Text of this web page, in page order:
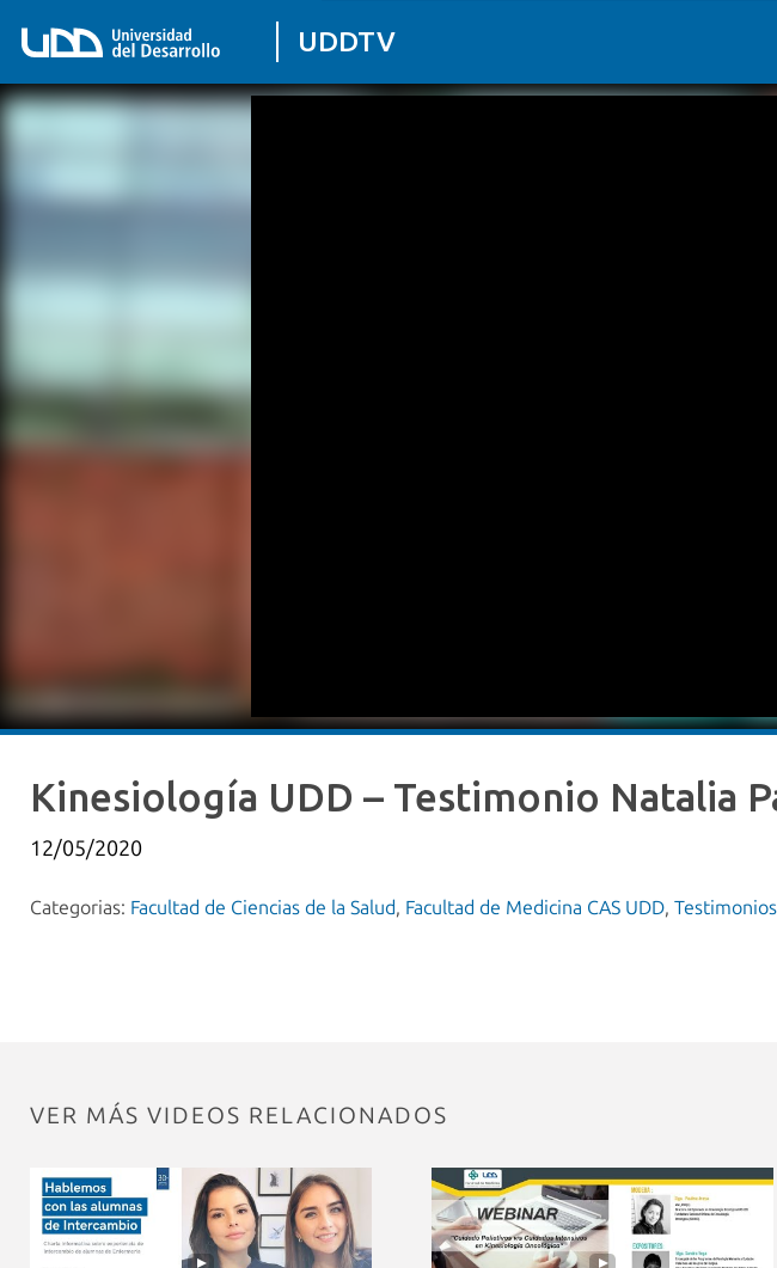
UDDTV
Kinesiología UDD – Testimonio Natalia
12/05/2020
Categorias: Facultad de Ciencias de la Salud, Facultad de Medicina CAS UDD,
VER MÁS VIDEOS RELACIONADOS